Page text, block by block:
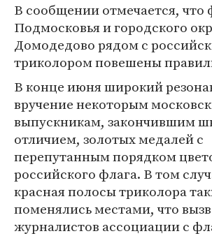
В сообщении отмечается, что
Подмосковья и городского
Домодедово рядом с
триколором повешены
В конце июня широкий
вручение некоторым
выпускникам, закончившим
отличием, золотых медалей с
перепутанным порядком
российского флага. В том
красная полосы триколора
поменялись местами, что
журналистов ассоциации с